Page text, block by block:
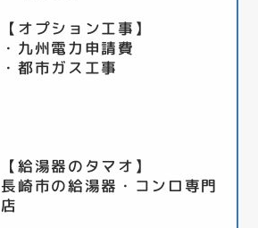
【オプション工事】
・九州電力申請費
・都市ガス工事
【給湯器のタマオ】
長崎市の給湯器・コンロ専門
店